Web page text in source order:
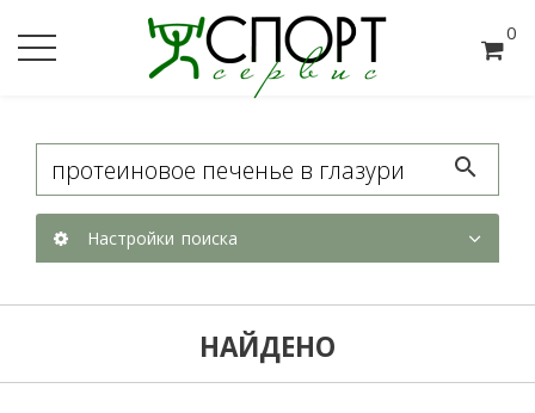
0
Настройки поиска
НАЙДЕНО